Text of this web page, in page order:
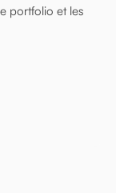
portfolio et les